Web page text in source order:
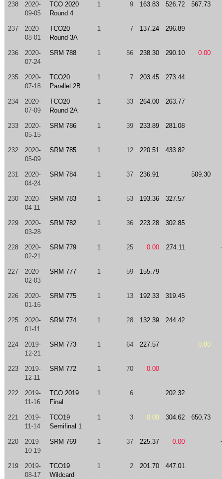
238
2020-
09-05
TCO 2020
Round 4
1 9 163.83 526.72 567.73
237
2020-
08-01
TCO20
Round 3A
1 7 137.24 296.89
236
2020-
07-24
SRM 788 1 56 238.30 290.10 0.00
235
2020-
07-18
TCO20
Parallel 2B
1 7 203.45 273.44
234
2020-
07-09
TCO20
Round 2A
1 33 264.00 263.77
233
2020-
05-15
SRM 786 1 39 233.89 281.08
232
2020-
05-09
SRM 785 1 12 220.51 433.82
231
2020-
04-24
SRM 784 1 37 236.91 509.30
230
2020-
04-11
SRM 783 1 53 193.36 327.57
229
2020-
03-28
SRM 782 1 36 223.28 302.85
228
2020-
02-21
SRM 779 1 25 0.00 274.11
227
2020-
02-03
SRM 777 1 59 155.79
226
2020-
01-16
SRM 775 1 13 192.33 319.45
225
2020-
01-11
SRM 774 1 28 132.39 244.42
224
2019-
12-21
SRM 773 1 64 227.57 0.00
223
2019-
12-11
SRM 772 1 70 0.00
222
2019-
11-16
TCO 2019
Final
1 6 202.32
221
2019-
11-14
TCO19
Semifinal 1
1 3 0.00 304.62 650.73
220
2019-
10-19
SRM 769 1 37 225.37 0.00
219
2019-
08-17
TCO19
Wildcard
1 2 201.70 447.01